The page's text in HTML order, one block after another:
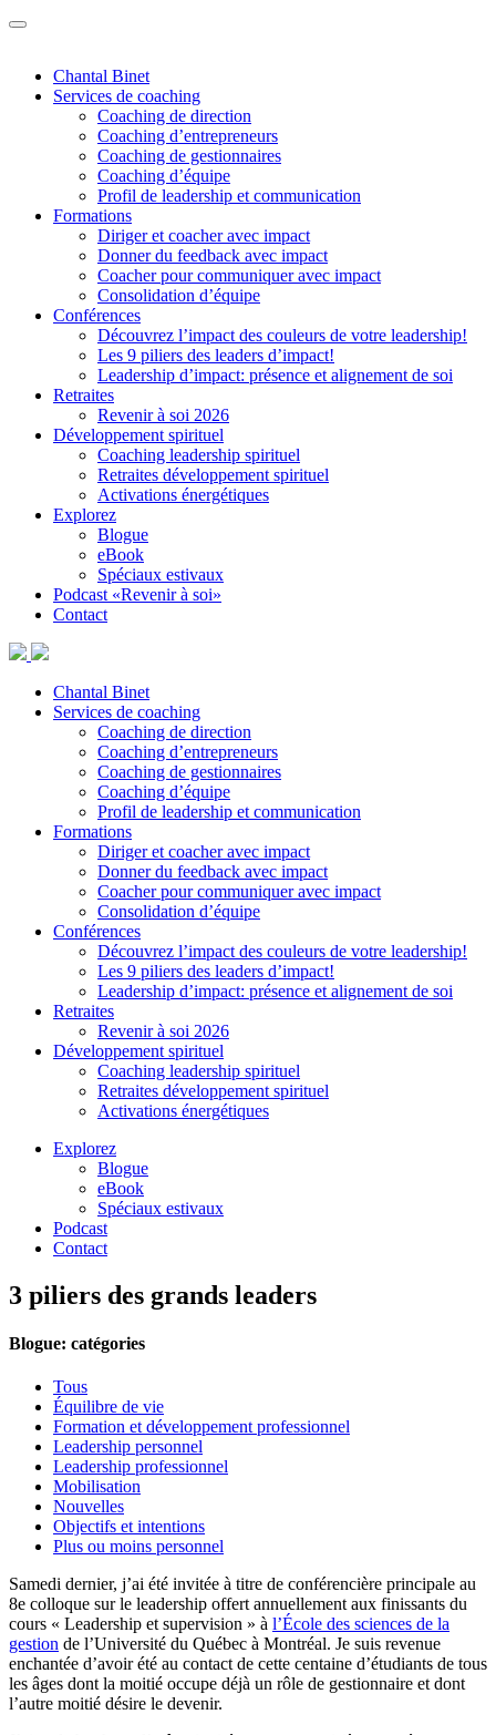
Chantal Binet
Services de coaching
Coaching de direction
Coaching d’entrepreneurs
Coaching de gestionnaires
Coaching d’équipe
Profil de leadership et communication
Formations
Diriger et coacher avec impact
Donner du feedback avec impact
Coacher pour communiquer avec impact
Consolidation d’équipe
Conférences
Découvrez l’impact des couleurs de votre leadership!
Les 9 piliers des leaders d’impact!
Leadership d’impact: présence et alignement de soi
Retraites
Revenir à soi 2026
Développement spirituel
Coaching leadership spirituel
Retraites développement spirituel
Activations énergétiques
Explorez
Blogue
eBook
Spéciaux estivaux
Podcast «Revenir à soi»
Contact
Chantal Binet
Services de coaching
Coaching de direction
Coaching d’entrepreneurs
Coaching de gestionnaires
Coaching d’équipe
Profil de leadership et communication
Formations
Diriger et coacher avec impact
Donner du feedback avec impact
Coacher pour communiquer avec impact
Consolidation d’équipe
Conférences
Découvrez l’impact des couleurs de votre leadership!
Les 9 piliers des leaders d’impact!
Leadership d’impact: présence et alignement de soi
Retraites
Revenir à soi 2026
Développement spirituel
Coaching leadership spirituel
Retraites développement spirituel
Activations énergétiques
Explorez
Blogue
eBook
Spéciaux estivaux
Podcast
Contact
3 piliers des grands leaders
Blogue: catégories
Tous
Équilibre de vie
Formation et développement professionnel
Leadership personnel
Leadership professionnel
Mobilisation
Nouvelles
Objectifs et intentions
Plus ou moins personnel
Samedi dernier, j’ai été invitée à titre de conférencière principale au
8e colloque sur le leadership offert annuellement aux finissants du
cours « Leadership et supervision » à l’École des sciences de la
gestion de l’Université du Québec à Montréal. Je suis revenue
enchantée d’avoir été au contact de cette centaine d’étudiants de tous
les âges dont la moitié occupe déjà un rôle de gestionnaire et dont
l’autre moitié désire le devenir.